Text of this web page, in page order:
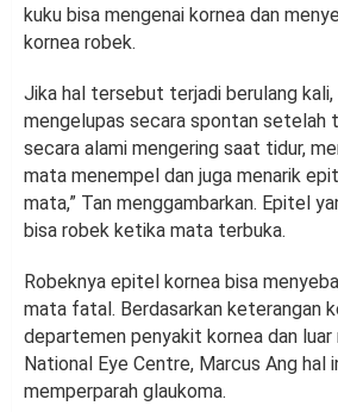
kuku bisa mengenai kornea dan
kornea robek.
Jika hal tersebut terjadi berulang
mengelupas secara spontan setelah
secara alami mengering saat tidur,
mata menempel dan juga menarik
mata,” Tan menggambarkan. Epitel
bisa robek ketika mata terbuka.
Robeknya epitel kornea bisa
mata fatal. Berdasarkan keterangan
departemen penyakit kornea dan luar
National Eye Centre, Marcus Ang hal
memperparah glaukoma.